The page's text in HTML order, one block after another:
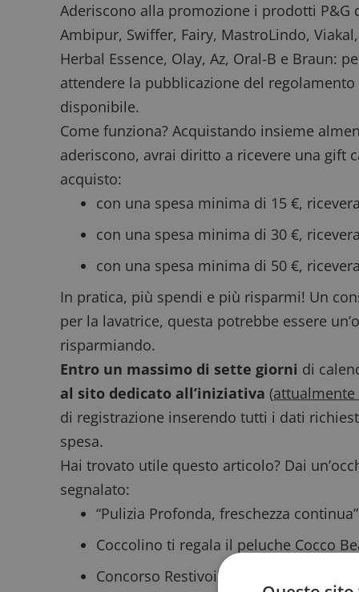
Aderiscono alla promozione i prodotti P&G
Ambipur, Swiffer, Fairy, MastroLindo,
Herbal Essence, Olay, Az, Oral-B e Braun:
attendere la pubblicazione del
disponibile.
Come funziona? Acquistando insieme
aderiscono, avrai diritto a ricevere una gift
acquisto:
con una spesa minima di 15 €,
con una spesa minima di 30 €,
con una spesa minima di 50 €,
In pratica, più spendi e più risparmi! Un
per la lavatrice, questa potrebbe essere
risparmiando.
Entro un massimo di sette giorni di
al sito dedicato all’iniziativa (
di registrazione inserendo tutti i dati
spesa.
Hai trovato utile questo articolo? Dai
segnalato:
“Pulizia Profonda, freschezza continua”
Coccolino ti regala il peluche Cocco
Concorso Restivoil “La Spesa che non